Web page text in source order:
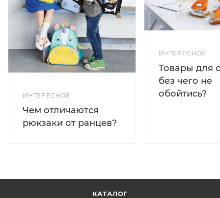
ИНТЕРЕСНОЕ
Чем отличаются
рюкзаки от ранцев?
ИНТЕРЕСНОЕ
Товары для
без чего не
обойтись?
КАТАЛОГ